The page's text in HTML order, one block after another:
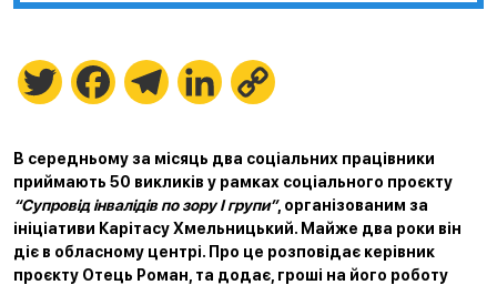
Twitter FacebookTelegramLinkedIn
В середньому за місяць два соціальних працівники
приймають 50 викликів у рамках соціального проєкту
“Супровід інвалідів по зору І групи”, організованим за
ініціативи Карітасу Хмельницький. Майже два роки він
діє в обласному центрі. Про це розповідає керівник
проєкту Отець Роман, та додає, гроші на його роботу